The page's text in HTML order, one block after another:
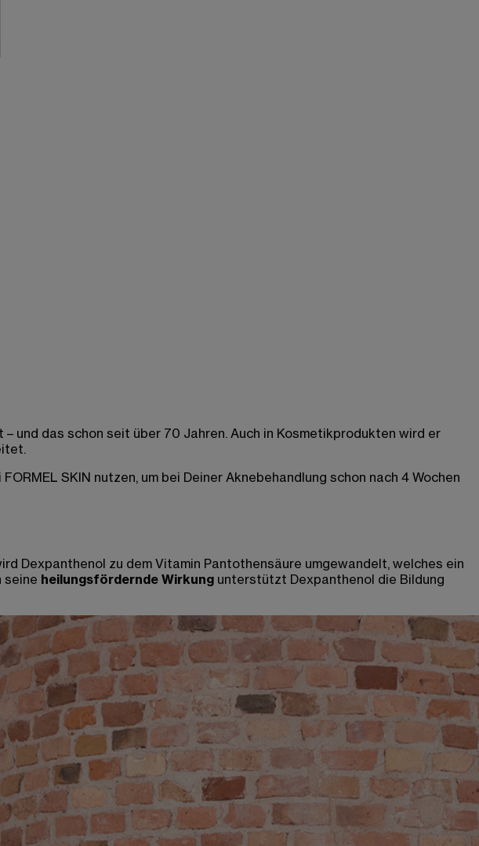
und das schon seit über 70 Jahren. Auch in Kosmetikprodukten wird er
SKIN nutzen, um bei Deiner Aknebehandlung schon nach 4 Wochen
Dexpanthenol zu dem Vitamin Pantothensäure umgewandelt, welches ein
seine heilungsfördernde Wirkung unterstützt Dexpanthenol die Bildung